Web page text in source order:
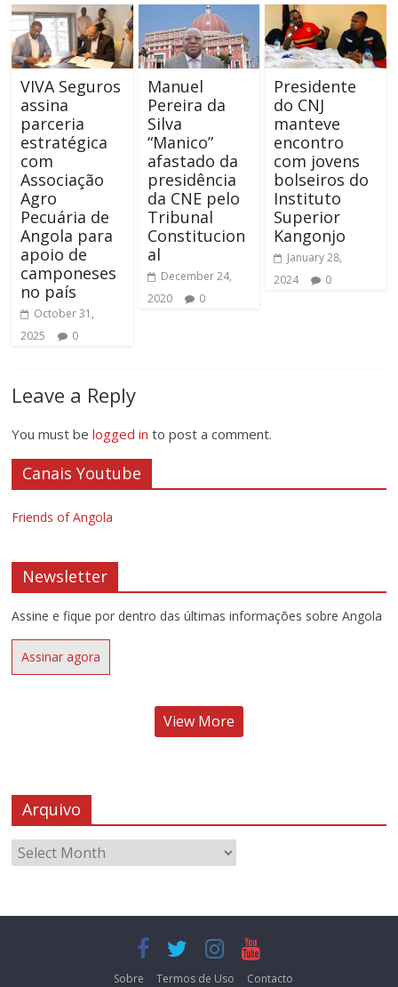
VIVA Seguros
assina
parceria
estratégica
com
Associação
Agro
Pecuária de
Angola para
apoio de
camponeses
no país
October 31,
2025
0
Manuel
Pereira da
Silva
“Manico”
afastado da
presidência
da CNE pelo
Tribunal
Constitucion
al
December 24,
2020
0
Presidente
do CNJ
manteve
encontro
com jovens
bolseiros do
Instituto
Superior
Kangonjo
January 28,
2024
0
Leave a Reply
You must belogged in to post a comment.
Canais Youtube
Friends of Angola
Newsletter
Assine e fique por dentro das últimas informações sobre Angola
Assinar agora
View More
Arquivo
Sobre Termos de Uso Contacto